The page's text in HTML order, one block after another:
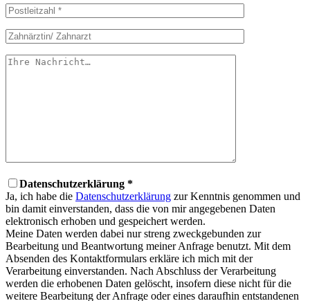
Datenschutzerklärung *
Ja, ich habe die Datenschutzerklärung zur Kenntnis genommen und
bin damit einverstanden, dass die von mir angegebenen Daten
elektronisch erhoben und gespeichert werden.
Meine Daten werden dabei nur streng zweckgebunden zur
Bearbeitung und Beantwortung meiner Anfrage benutzt. Mit dem
Absenden des Kontaktformulars erkläre ich mich mit der
Verarbeitung einverstanden. Nach Abschluss der Verarbeitung
werden die erhobenen Daten gelöscht, insofern diese nicht für die
weitere Bearbeitung der Anfrage oder eines daraufhin entstandenen